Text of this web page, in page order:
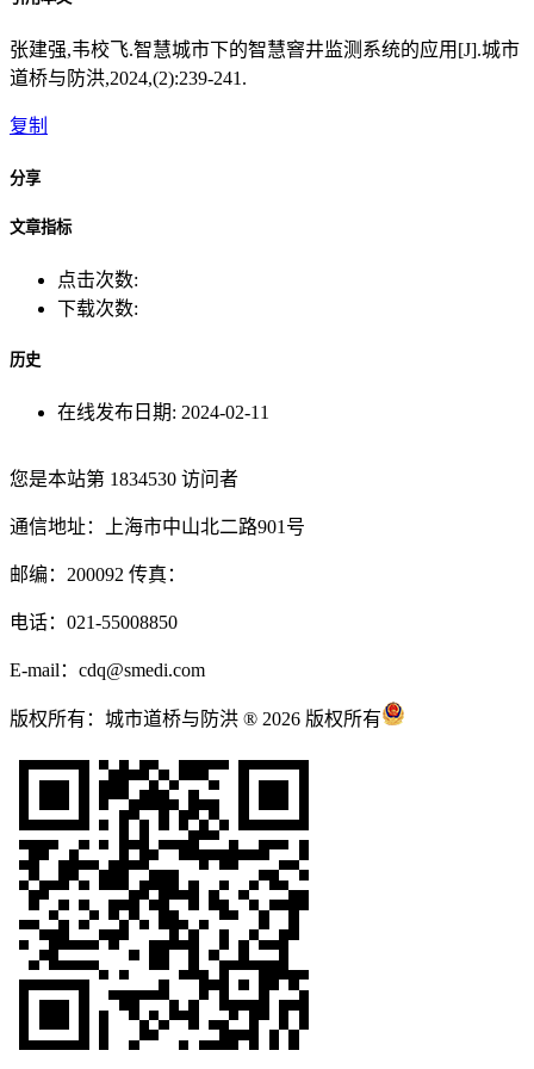
张建强,韦校飞.智慧城市下的智慧窨井监测系统的应用[J].城市
道桥与防洪,2024,(2):239-241.
复制
分享
文章指标
点击次数:
下载次数:
历史
在线发布日期: 2024-02-11
您是本站第 1834530 访问者
通信地址：上海市中山北二路901号
邮编：200092 传真：
电话：021-55008850
E-mail：cdq@smedi.com
版权所有：城市道桥与防洪 ® 2026 版权所有